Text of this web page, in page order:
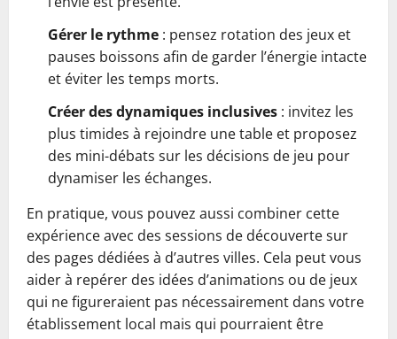
Gérer le rythme : pensez rotation des jeux et
pauses boissons afin de garder l’énergie intacte
et éviter les temps morts.
Créer des dynamiques inclusives : invitez les
plus timides à rejoindre une table et proposez
des mini-débats sur les décisions de jeu pour
dynamiser les échanges.
En pratique, vous pouvez aussi combiner cette
expérience avec des sessions de découverte sur
des pages dédiées à d’autres villes. Cela peut vous
aider à repérer des idées d’animations ou de jeux
qui ne figureraient pas nécessairement dans votre
établissement local mais qui pourraient être